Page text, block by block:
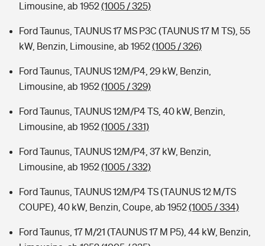
Limousine, ab 1952(1005 / 325)
Ford Taunus, TAUNUS 17 MS P3C (TAUNUS 17 M TS), 55
kW, Benzin, Limousine, ab 1952(1005 / 326)
Ford Taunus, TAUNUS 12M/P4, 29 kW, Benzin,
Limousine, ab 1952(1005 / 329)
Ford Taunus, TAUNUS 12M/P4 TS, 40 kW, Benzin,
Limousine, ab 1952(1005 / 331)
Ford Taunus, TAUNUS 12M/P4, 37 kW, Benzin,
Limousine, ab 1952(1005 / 332)
Ford Taunus, TAUNUS 12M/P4 TS (TAUNUS 12 M/TS
COUPE), 40 kW, Benzin, Coupe, ab 1952(1005 / 334)
Ford Taunus, 17 M/21 (TAUNUS 17 M P5), 44 kW, Benzin,